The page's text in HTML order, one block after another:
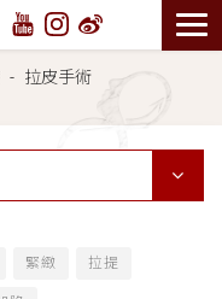
拉皮手術
緊緻 拉提